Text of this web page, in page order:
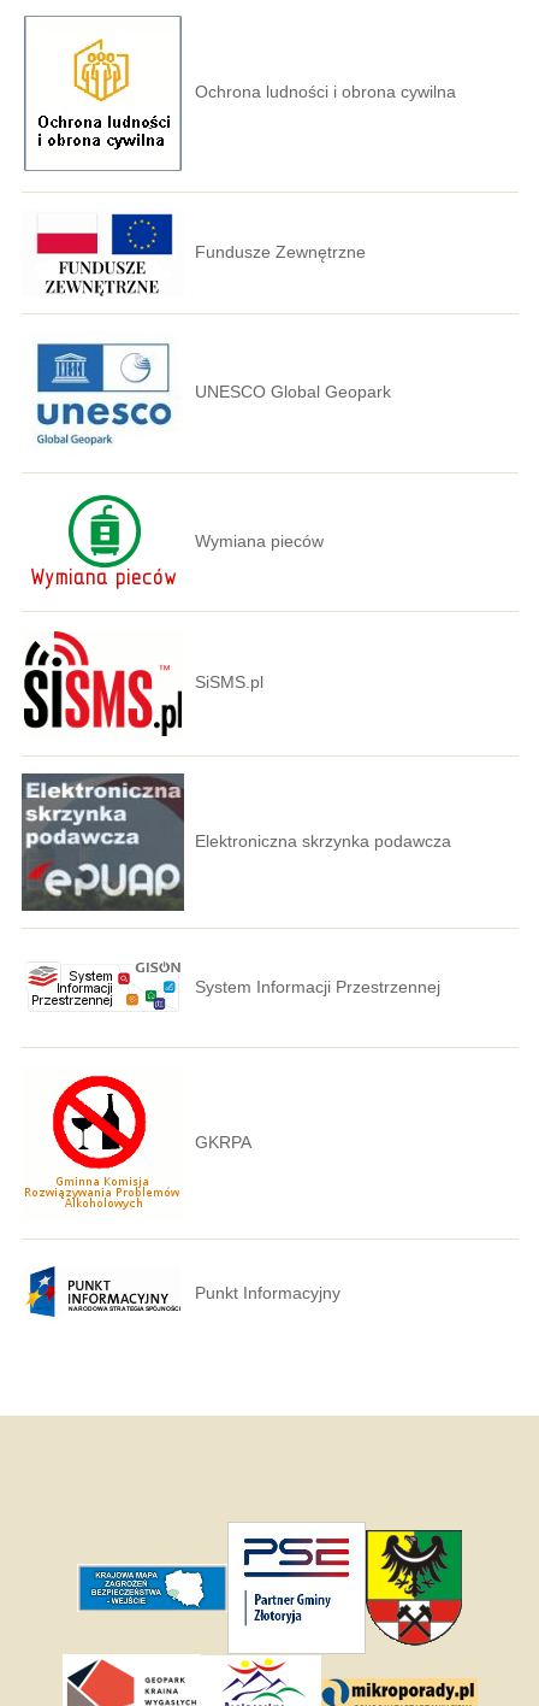
Ochrona ludności i obrona cywilna
Fundusze Zewnętrzne
UNESCO Global Geopark
Wymiana pieców
SiSMS.pl
Elektroniczna skrzynka podawcza
System Informacji Przestrzennej
GKRPA
Punkt Informacyjny